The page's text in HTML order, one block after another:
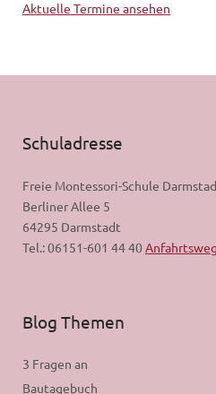
Aktuelle Termine ansehen
Schuladresse
Freie Montessori-Schule
Berliner Allee 5
64295 Darmstadt
Tel.: 06151-601 44 40Anfahrtsweg
Blog Themen
3 Fragen an
Bautagebuch